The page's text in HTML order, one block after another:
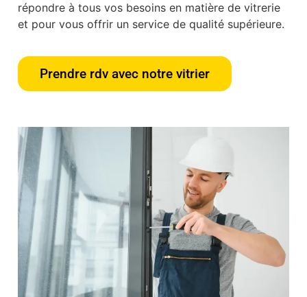
répondre à tous vos besoins en matière de vitrerie
et pour vous offrir un service de qualité supérieure.
Prendre rdv avec notre vitrier